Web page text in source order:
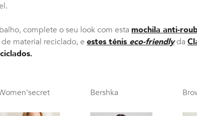
complete o seu look com esta mochila anti-
material reciclado, e estes ténis eco-friendlyda
Bershka